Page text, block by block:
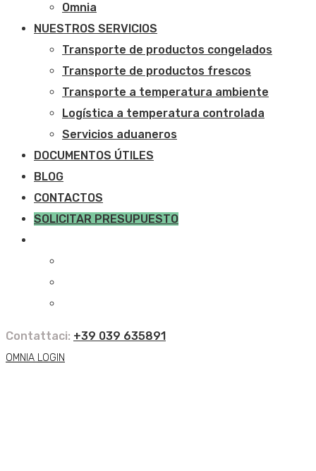
Omnia
NUESTROS SERVICIOS
Transporte de productos congelados
Transporte de productos frescos
Transporte a temperatura ambiente
Logística a temperatura controlada
Servicios aduaneros
DOCUMENTOS ÚTILES
BLOG
CONTACTOS
SOLICITAR PRESUPUESTO
Contattaci: +39 039 635891
OMNIA LOGIN